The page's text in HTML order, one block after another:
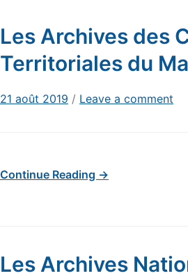
Les Archives des
Territoriales du
21 août 2019 / Leave a comment
Continue Reading →
Les Archives